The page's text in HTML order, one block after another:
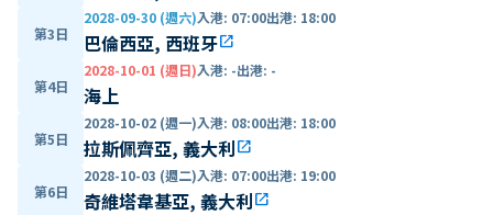
第3日
2028-09-30 (週六)入港: 07:00出港: 18:00
巴倫西亞, 西班牙open_in_new
第4日
2028-10-01 (週日)入港: -出港: -
海上
第5日
2028-10-02 (週一)入港: 08:00出港: 18:00
拉斯佩齊亞, 義大利open_in_new
第6日
2028-10-03 (週二)入港: 07:00出港: 19:00
奇維塔韋基亞, 義大利open_in_new